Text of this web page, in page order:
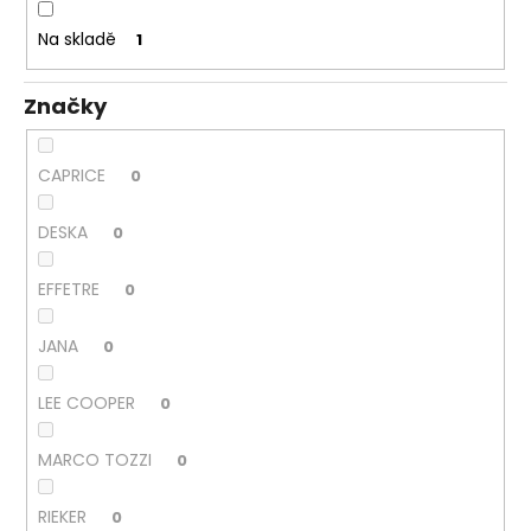
k
ů
Na skladě 1
Značky
CAPRICE 0
DESKA 0
EFFETRE 0
JANA 0
LEE COOPER 0
MARCO TOZZI 0
RIEKER 0
a
j
í
t
?
D
o
p
o
u